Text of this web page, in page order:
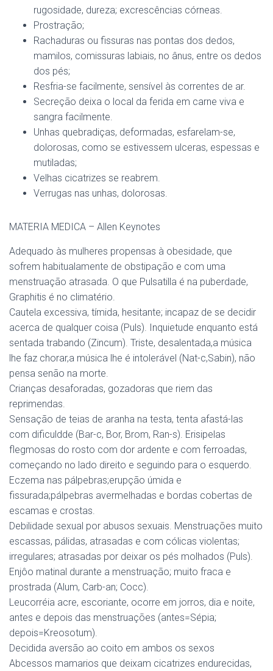
rugosidade, dureza; excrescências córneas.
Prostração;
Rachaduras ou fissuras nas pontas dos dedos,
mamilos, comissuras labiais, no ânus, entre os dedos
dos pés;
Resfria-se facilmente, sensível às correntes de ar.
Secreção deixa o local da ferida em carne viva e
sangra facilmente.
Unhas quebradiças, deformadas, esfarelam-se,
dolorosas, como se estivessem ulceras, espessas e
mutiladas;
Velhas cicatrizes se reabrem.
Verrugas nas unhas, dolorosas.
MATERIA MEDICA – Allen Keynotes
Adequado às mulheres propensas à obesidade, que
sofrem habitualamente de obstipação e com uma
menstruação atrasada. O que Pulsatilla é na puberdade,
Graphitis é no climatério.
Cautela excessiva, tímida, hesitante; incapaz de se decidir
acerca de qualquer coisa (Puls). Inquietude enquanto está
sentada trabando (Zincum). Triste, desalentada,a música
lhe faz chorar,a música lhe é intolerável (Nat-c,Sabin), não
pensa senão na morte.
Crianças desaforadas, gozadoras que riem das
reprimendas.
Sensação de teias de aranha na testa, tenta afastá-las
com dificuldde (Bar-c, Bor, Brom, Ran-s). Erisipelas
flegmosas do rosto com dor ardente e com ferroadas,
começando no lado direito e seguindo para o esquerdo.
Eczema nas pálpebras;erupção úmida e
fissurada;pálpebras avermelhadas e bordas cobertas de
escamas e crostas.
Debilidade sexual por abusos sexuais. Menstruações muito
escassas, pálidas, atrasadas e com cólicas violentas;
irregulares; atrasadas por deixar os pés molhados (Puls).
Enjôo matinal durante a menstruação; muito fraca e
prostrada (Alum, Carb-an; Cocc).
Leucorréia acre, escoriante, ocorre em jorros, dia e noite,
antes e depois das menstruações (antes=Sépia;
depois=Kreosotum).
Decidida aversão ao coito em ambos os sexos
Abcessos mamarios que deixam cicatrizes endurecidas,